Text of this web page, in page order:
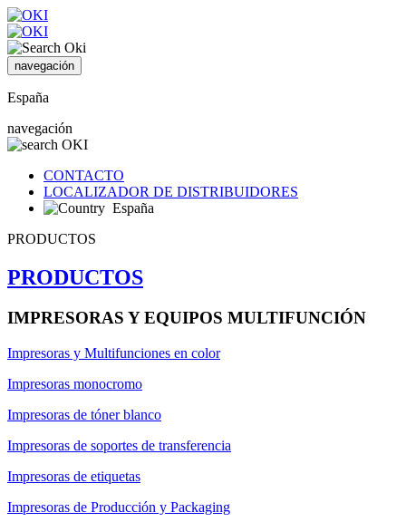
navegación
España
navegación
CONTACTO
LOCALIZADOR DE DISTRIBUIDORES
España
PRODUCTOS
PRODUCTOS
IMPRESORAS Y EQUIPOS MULTIFUNCIÓN
Impresoras y Multifunciones en color
Impresoras monocromo
Impresoras de tóner blanco
Impresoras de soportes de transferencia
Impresoras de etiquetas
Impresoras de Producción y Packaging